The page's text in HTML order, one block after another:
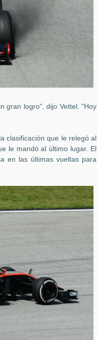
gran logro", dijo Vettel. "Hoy
clasificación que le relegó al
le mandó al último lugar. El
en las últimas vueltas para